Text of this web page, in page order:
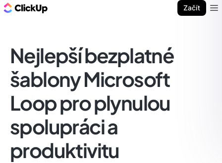
Začít
Nejlepší bezplatné
šablony Microsoft
Loop pro plynulou
spolupráci a
produktivitu